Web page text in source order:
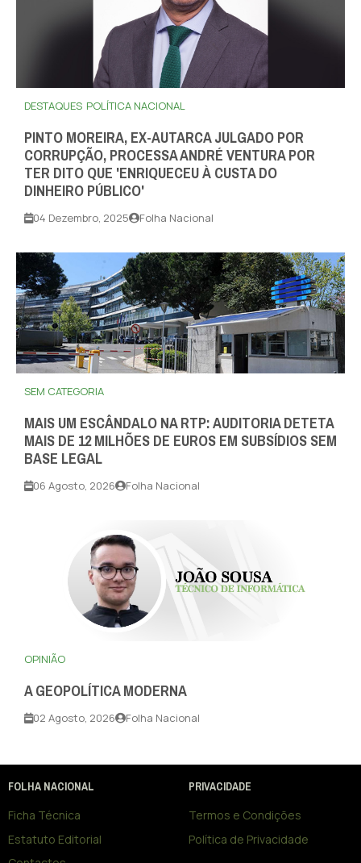
DESTAQUES POLÍTICA NACIONAL
PINTO MOREIRA, EX-AUTARCA JULGADO POR
CORRUPÇÃO, PROCESSA ANDRÉ VENTURA POR
TER DITO QUE 'ENRIQUECEU À CUSTA DO
DINHEIRO PÚBLICO'
04 Dezembro, 2025 Folha Nacional
SEM CATEGORIA
MAIS UM ESCÂNDALO NA RTP: AUDITORIA DETETA
MAIS DE 12 MILHÕES DE EUROS EM SUBSÍDIOS SEM
BASE LEGAL
06 Agosto, 2026 Folha Nacional
OPINIÃO
A GEOPOLÍTICA MODERNA
02 Agosto, 2026 Folha Nacional
FOLHA NACIONAL
Ficha Técnica
Estatuto Editorial
PRIVACIDADE
Termos e Condições
Política de Privacidade